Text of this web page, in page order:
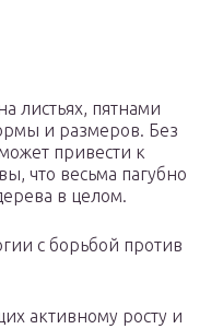
листьях, пятнами
и размеров. Без
привести к
что весьма пагубно
в целом.
с борьбой против
активному росту и